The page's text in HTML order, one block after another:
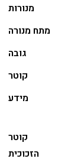
מנורות
מתח מנורה
גובה
קוטר
מידע
קוטר
הזכוכית